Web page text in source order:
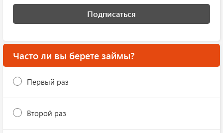
Подписаться
Часто ли вы берете займы?
Первый раз
Второй раз